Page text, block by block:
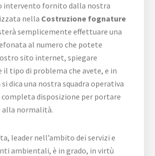
intervento fornito dalla nostra
nella Costruzione fognature
semplicemente effettuare una
al numero che potete
sito internet, spiegare
il tipo di problema che avete, e in
dica una nostra squadra operativa
completa disposizione per portare
alla normalità.
leader nell’ambito dei servizi e
ambientali, è in grado, in virtù